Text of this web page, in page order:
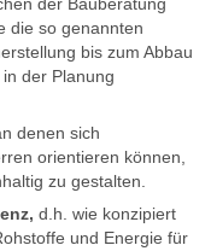
der Bauberatung
die so genannten
bis zum Abbau
der Planung
denen sich
orientieren können,
zu gestalten.
d.h. wie konzipiert
und Energie für